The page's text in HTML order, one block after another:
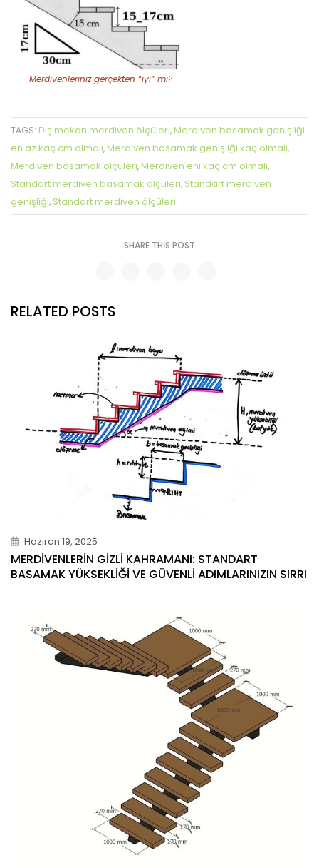
Merdivenleriniz gerçekten “iyi” mi?
TAGS: Dış mekan merdiven ölçüleri,Merdiven basamak genişliği
en az kaç cm olmalı,Merdiven basamak genişliği kaç olmalı,
Merdiven basamak ölçüleri,Merdiven eni kaç cm olmalı,
Standart merdiven basamak ölçüleri, Standart merdiven
genişliği, Standart merdiven ölçüleri
SHARE THIS POST
RELATED POSTS
Haziran 19, 2025
MERDIVENLERIN GIZLI KAHRAMANI: STANDART
BASAMAK YÜKSEKLIĞI VE GÜVENLI ADIMLARINIZIN SIRRI